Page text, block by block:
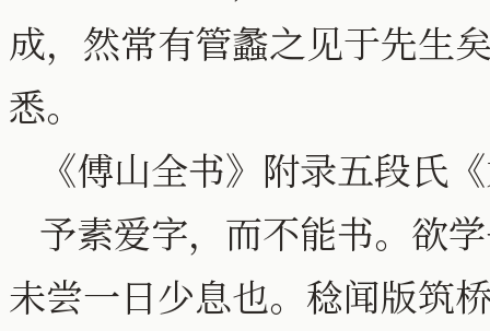
成，然常有管蠡之见于先生
悉。
《傅山全书》附录五段氏
予素爱字，而不能书。欲
未尝一日少息也。稔闻版筑